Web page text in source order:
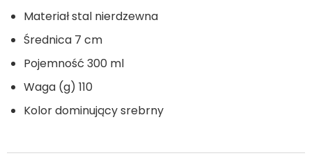
Materiał stal nierdzewna
Średnica 7 cm
Pojemność 300 ml
Waga (g) 110
Kolor dominujący srebrny